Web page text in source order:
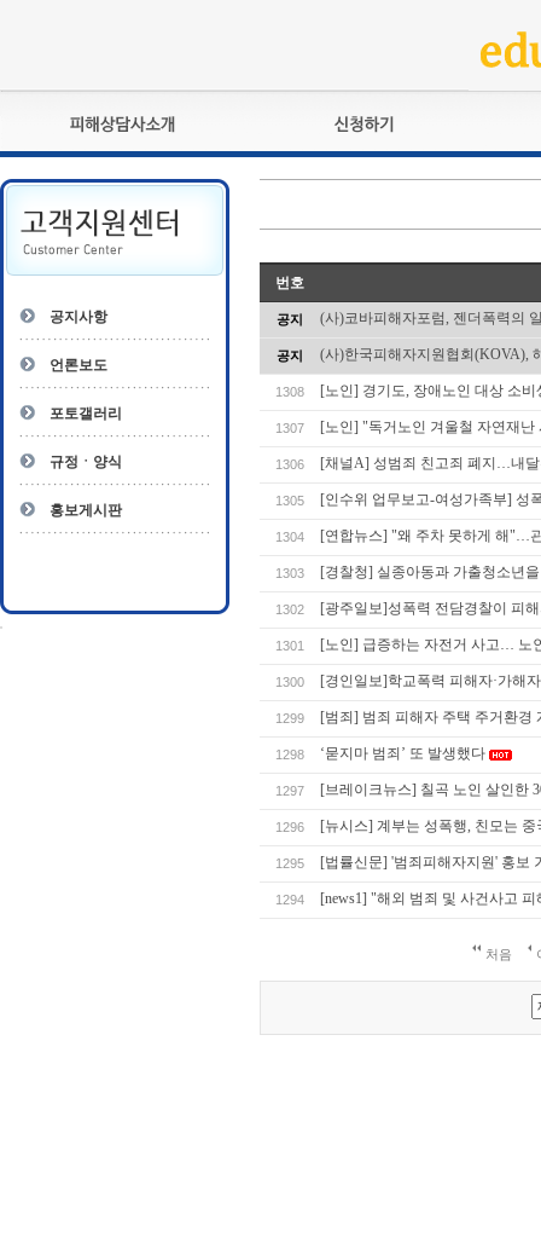
피해상담사란?
자격관리규정
상담사 자격증 확인
- 피해상담사 1급
- 전문수련감독자
- 전문수련기관
교육훈련
자격심사
자격복원
공지사항
언론보도
포토갤러리
규정ㆍ양식
홍보게시판
번호
공지 (사)코바피해자포럼, 젠더폭력의
공지 (사)한국피해자지원협회(KOVA),
1308 [노인] 경기도, 장애노인 대상 소
1307 [노인] "독거노인 겨울철 자연재난
1306 [채널A] 성범죄 친고죄 폐지…내
1305 [인수위 업무보고-여성가족부]
1304 [연합뉴스] "왜 주차 못하게 해"…
1303 [경찰청] 실종아동과 가출청소년
1302 [광주일보]성폭력 전담경찰이 피
1301 [노인] 급증하는 자전거 사고… 노
1300 [경인일보]학교폭력 피해자·가해
1299 [범죄] 범죄 피해자 주택 주거환경
1298 ‘묻지마 범죄’ 또 발생했다
1297 [브레이크뉴스] 칠곡 노인 살인한
1296 [뉴시스] 계부는 성폭행, 친모는
1295 [법률신문] '범죄피해자지원' 홍보
1294 [news1] "해외 범죄 및 사건사고
처음